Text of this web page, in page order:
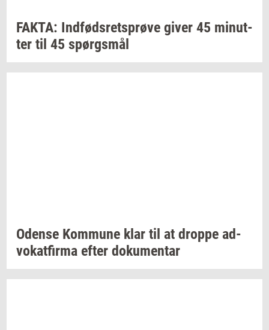
FAKTA: Ind­føds­rets­prø­ve giver 45 mi­nut­
ter til 45 spørgs­mål
Oden­se Kom­mu­ne klar til at drop­pe ad­
vo­kat­fir­ma efter do­ku­men­tar